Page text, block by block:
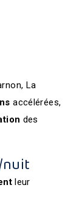
La
accélérées,
des
leur